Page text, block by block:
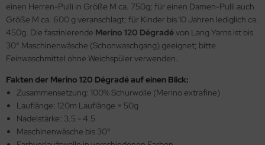
einen Herren-Pulli in Größe M ca. 750g; für einen Damen-Pulli auch
Größe M ca. 600 g veranschlagt; für Kinder bis 10 Jahren lediglich ca.
450g. Die faszinierende Merino 120 Dégradévon Lang Yarns ist bis
30° Maschinenwäsche (Schonwaschgang) geeignet; bitte
Feinwaschmittel ohne Weichspüler verwenden.
Fakten der Merino 120 Dégradé auf einen Blick:
Zusammensetzung: 100% Schurwolle (Merino extrafine)
Lauflänge: 120m Lauflänge = 50g
Nadelstärke: 3.5 - 4.5
Maschinenwäsche bis 30°